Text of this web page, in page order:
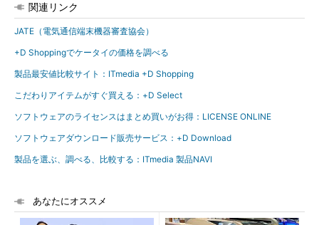
関連リンク
JATE（電気通信端末機器審査協会）
+D Shoppingでケータイの価格を調べる
製品最安値比較サイト：ITmedia +D Shopping
こだわりアイテムがすぐ買える：+D Select
ソフトウェアのライセンスはまとめ買いがお得：LICENSE ONLINE
ソフトウェアダウンロード販売サービス：+D Download
製品を選ぶ、調べる、比較する：ITmedia 製品NAVI
あなたにオススメ